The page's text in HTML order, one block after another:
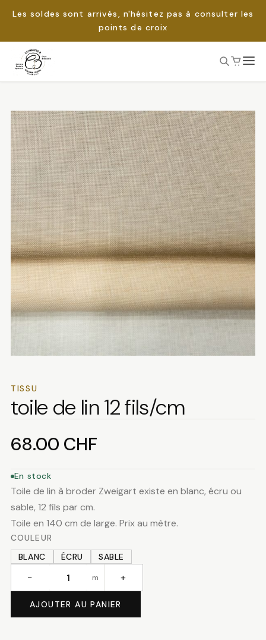
Les soldes sont arrivés, n'hésitez pas à consulter les
points de croix
Passer
TISSU
toile de lin 12 fils/cm
68.00 CHF
En stock
Toile de lin à broder Zweigart existe en blanc, écru ou
sable, 12 fils par cm.
Toile en 140 cm de large. Prix au mètre.
COULEUR
BLANC
ÉCRU SABLE
toile
− m +
AJOUTER AU PANIER